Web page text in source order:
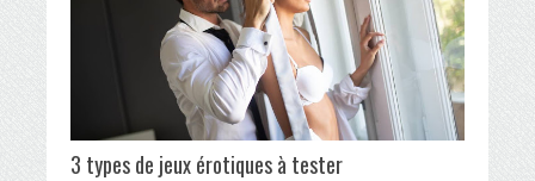
3 types de jeux érotiques à tester